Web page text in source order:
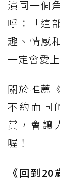
演同一個
呼：「這
趣、情感
一定會愛
關於推薦
不約而同
賞，會讓
喔！」
《回到20